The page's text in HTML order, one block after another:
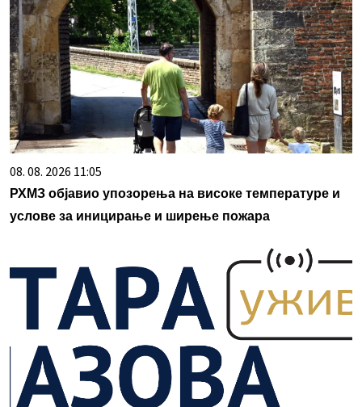
08. 08. 2026 11:05
РХМЗ објавио упозорења на високе температуре и
услове за иницирање и ширење пожара